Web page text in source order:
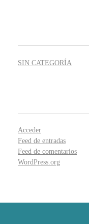
SIN CATEGORÍA
Acceder
Feed de entradas
Feed de comentarios
WordPress.org